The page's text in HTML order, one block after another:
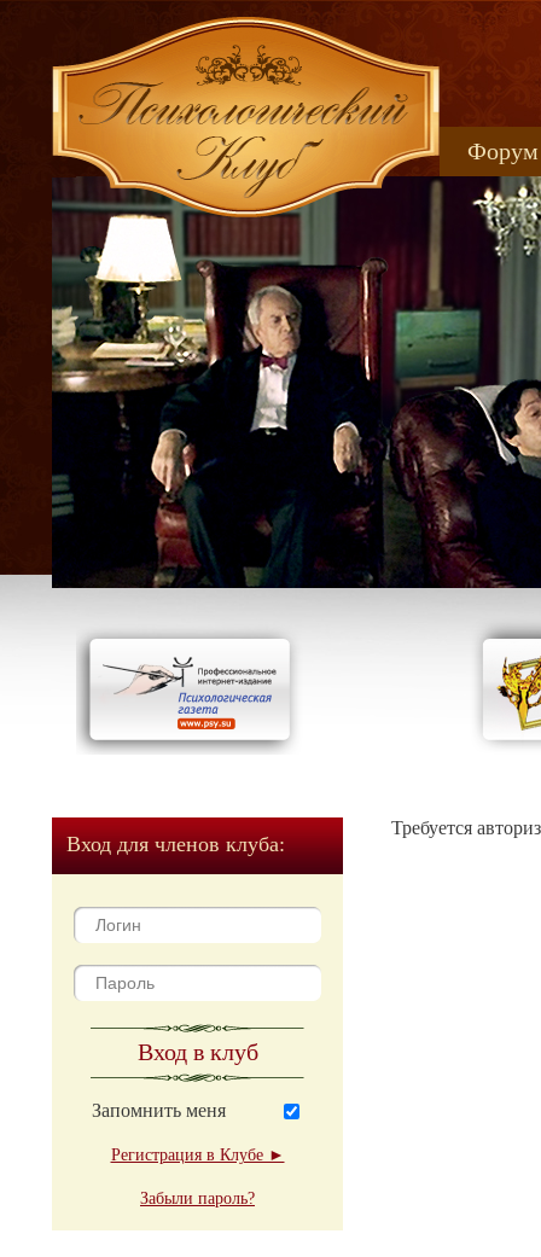
Форум
Вход для членов клуба:
Вход в клуб
Запомнить меня
Регистрация в Клубе ►
Забыли пароль?
Требуется